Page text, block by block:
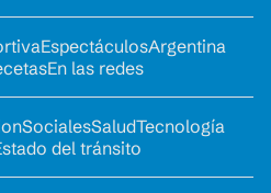
EspectáculosArgentina
En las redes
SocialesSaludTecnología
del tránsito